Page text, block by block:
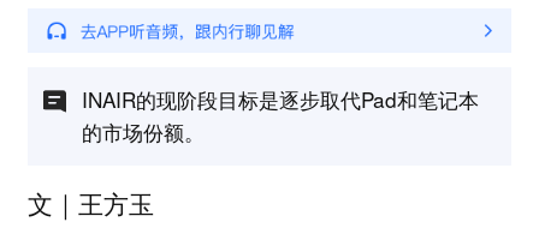
INAIR的现阶段目标是逐步取代Pad和笔记本
的市场份额。
文｜王方玉